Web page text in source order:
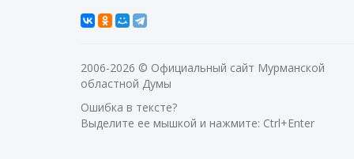
2006-2026 © Официальный сайт Мурманской
областной Думы
Ошибка в тексте?
Выделите ее мышкой и нажмите: Ctrl+Enter